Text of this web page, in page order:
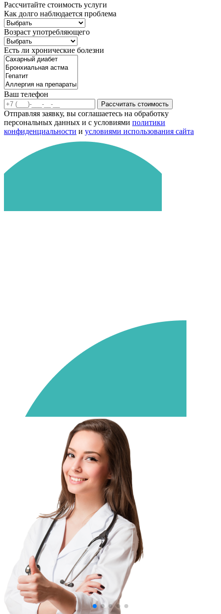
Рассчитайте стоимость услуги
Как долго наблюдается проблема
Возраст употребляющего
Есть ли хронические болезни
Ваш телефон
Рассчитать стоимость
Отправляя заявку, вы соглашаетесь на обработку
персональных данных и с условиями политики
конфиденциальности и условиями использования сайта